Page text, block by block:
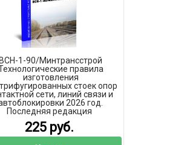
ВСН-1-90/Минтрансстрой
правила
изготовления
стоек опор
сети, линий связи и
2026 год.
Последняя редакция
225 руб.